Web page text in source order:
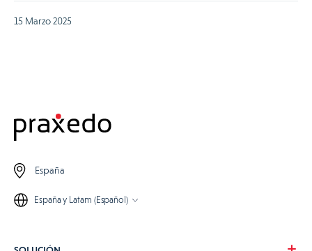
15 Marzo 2025
España
España y Latam (Español)